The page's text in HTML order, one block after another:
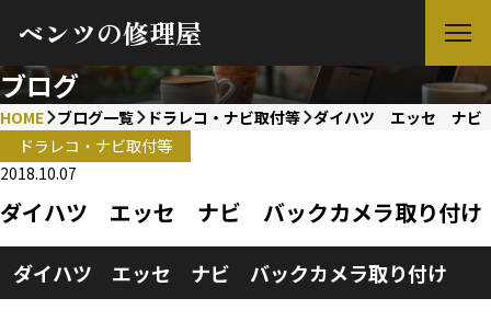
ベンツの修理屋
ブログ
HOME ブログ一覧 ドラレコ・ナビ取付等 ダイハツ エッセ ナビ
ドラレコ・ナビ取付等
2018.10.07
ダイハツ エッセ ナビ バックカメラ取り付け
ダイハツ エッセ ナビ バックカメラ取り付け